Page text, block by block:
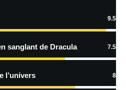
9.5
sanglant de Dracula 7.5
l’univers 8